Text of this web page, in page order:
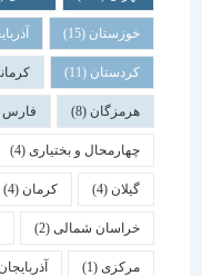
خوزستان(15) آذربایجان
کردستان(11) کرمانشاه(9)
هرمزگان(8) فارس
چهارمحال و بختیاری (4)
کرمان یزد
خراسان شمالی(2) اهواز
(1) آذربایجان غربی(1)